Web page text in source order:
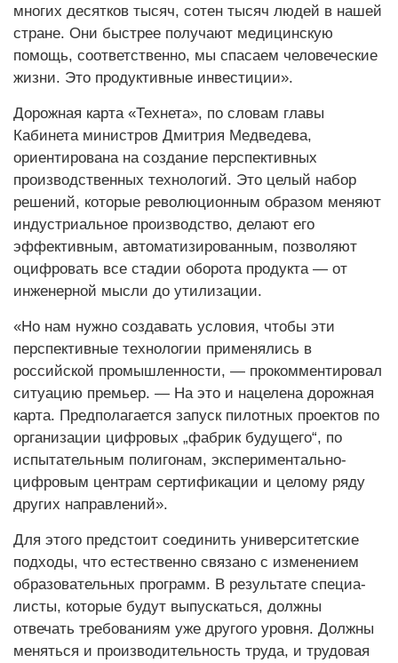
многих десятков тысяч, сотен тысяч людей в нашей
стране. Они быстрее получают медицинскую
помощь, соответственно, мы спасаем человеческие
жизни. Это продуктивные инвестиции».
Дорожная карта «Технета», по словам главы
Кабинета министров Дмитрия Медведева,
ориентирована на создание перс­пективных
производственных технологий. Это целый набор
решений, которые революционным образом меняют
индустриальное производство, делают его
эффективным, автоматизированным, позволяют
оцифровать все стадии оборота продукта — от
инженерной мысли до утилизации.
«Но нам нужно создавать условия, чтобы эти
перспективные технологии применялись в
российской промышленности, — прокомментировал
ситуацию премьер. — На это и нацелена дорожная
карта. Предполагается запуск пилотных проектов по
организации цифровых „фабрик будущего“, по
испытательным полигонам, экспериментально-
цифровым центрам сертификации и целому ряду
других направлений».
Для этого предстоит соединить университетские
подходы, что естественно связано с изменением
образовательных программ. В результате специа­
листы, которые будут выпускаться, должны
отвечать требованиям уже другого уровня. Должны
меняться и производительность труда, и трудовая